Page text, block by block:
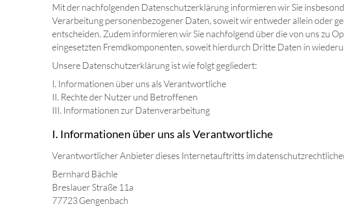
Mit der nachfolgenden Datenschutzerklärung informieren wir Sie
Verarbeitung personenbezogener Daten, soweit wir entweder allein oder
entscheiden. Zudem informieren wir Sie nachfolgend über die von uns zu
eingesetzten Fremdkomponenten, soweit hierdurch Dritte Daten in
Unsere Datenschutzerklärung ist wie folgt gegliedert:
I. Informationen über uns als Verantwortliche
II. Rechte der Nutzer und Betroffenen
III. Informationen zur Datenverarbeitung
I. Informationen über uns als Verantwortliche
Verantwortlicher Anbieter dieses Internetauftritts im
Bernhard Bächle
Breslauer Straße 11a
77723 Gengenbach